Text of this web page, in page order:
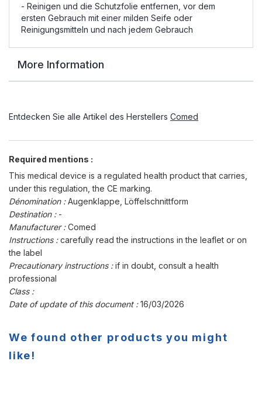
- Reinigen und die Schutzfolie entfernen, vor dem
ersten Gebrauch mit einer milden Seife oder
Reinigungsmitteln und nach jedem Gebrauch
More Information
Entdecken Sie alle Artikel des Herstellers Comed
Required mentions :
This medical device is a regulated health product that carries,
under this regulation, the CE marking.
Dénomination :Augenklappe, Löffelschnittform
Destination : -
Manufacturer :Comed
Instructions :carefully read the instructions in the leaflet or on
the label
Precautionary instructions :if in doubt, consult a health
professional
Class :
Date of update of this document :16/03/2026
We found other products you might
like!